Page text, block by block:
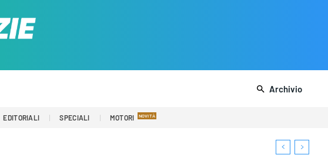
Archivio
EDITORIALI SPECIALI MOTORI